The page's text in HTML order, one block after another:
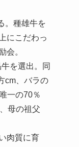
。種雄牛を
にこだわっ
会。
を選出。同
cm、バラの
一の70％
母の祖父
肉質に育